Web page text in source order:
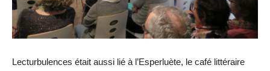
Lecturbulences était aussi lié à l’Esperluète, le café littéraire